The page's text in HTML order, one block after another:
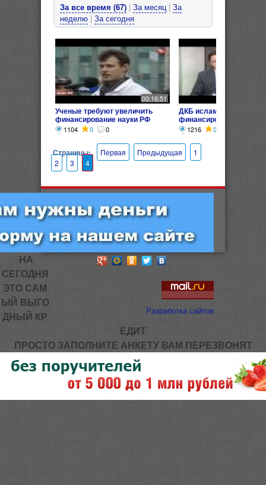
За все время (67) | За месяц | За
неделю | За сегодня
00:16:51
Ученые требуют увеличить
финансирование науки РФ
1104 0 0
ДКБ исламское
финансирование
1216 0
Страницы: Первая Предыдущая
1
2
3 4
Разработка сайтов
НА
СЕГОДНЯ
ЭТО САМ
ЫЙ ВЫГО
ДНЫЙ КР
ЕДИТ
ПРОСТО ЗАПОЛНИТЕ АНКЕТУ ВАМ ПЕРЕЗВОНЯТ